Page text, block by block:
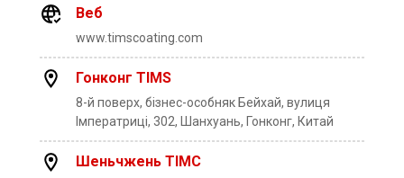
Веб
www.timscoating.com
Гонконг TIMS
8-й поверх, бізнес-особняк Бейхай, вулиця
Імператриці, 302, Шанхуань, Гонконг, Китай
Шеньчжень ТІМС